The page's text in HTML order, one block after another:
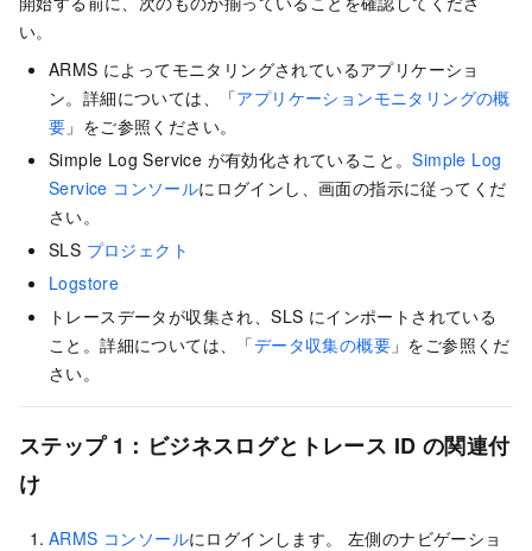
い。
ARMS によってモニタリングされているアプリケーショ
ン。詳細については、「アプリケーションモニタリングの概
要 」をご参照ください。
Simple Log Service が有効化されていること。Simple Log
Service コンソールにログインし、画面の指示に従ってくだ
さい。
SLS プロジェクト
Logstore
トレースデータが収集され、SLS にインポートされている
こと。詳細については、「データ収集の概要 」をご参照くだ
さい。
ステップ 1：ビジネスログとトレース ID の関連付
け
ARMS コンソールにログインします。 左側のナビゲーショ